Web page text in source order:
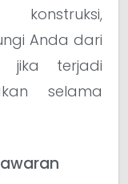
Anda dari
jika terjadi
selama